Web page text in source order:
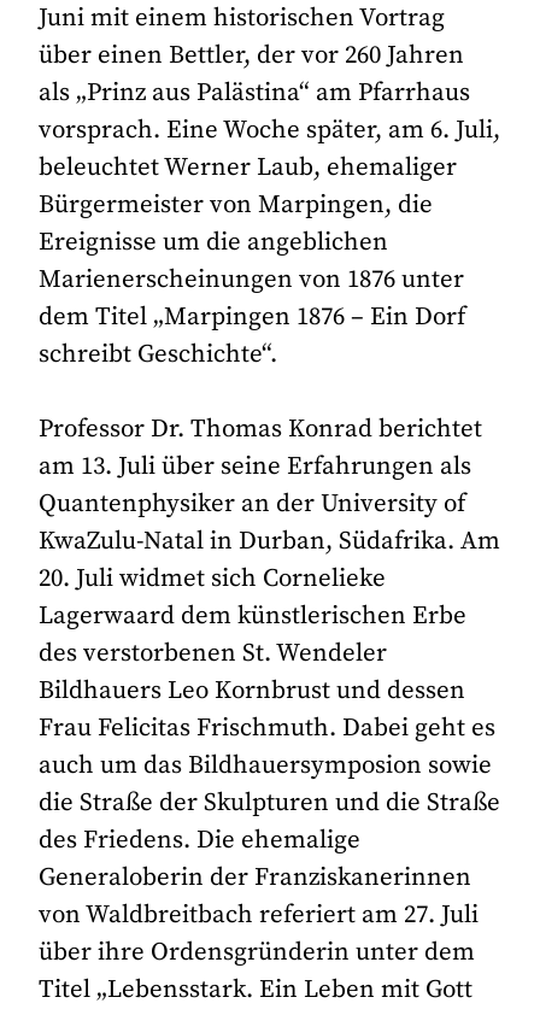
Juni mit einem historischen Vortrag
über einen Bettler, der vor 260 Jahren
als „Prinz aus Palästina“ am Pfarrhaus
vorsprach. Eine Woche später, am 6. Juli,
beleuchtet Werner Laub, ehemaliger
Bürgermeister von Marpingen, die
Ereignisse um die angeblichen
Marienerscheinungen von 1876 unter
dem Titel „Marpingen 1876 – Ein Dorf
schreibt Geschichte“.
Professor Dr. Thomas Konrad berichtet
am 13. Juli über seine Erfahrungen als
Quantenphysiker an der University of
KwaZulu-Natal in Durban, Südafrika. Am
20. Juli widmet sich Cornelieke
Lagerwaard dem künstlerischen Erbe
des verstorbenen St. Wendeler
Bildhauers Leo Kornbrust und dessen
Frau Felicitas Frischmuth. Dabei geht es
auch um das Bildhauersymposion sowie
die Straße der Skulpturen und die Straße
des Friedens. Die ehemalige
Generaloberin der Franziskanerinnen
von Waldbreitbach referiert am 27. Juli
über ihre Ordensgründerin unter dem
Titel „Lebensstark. Ein Leben mit Gott